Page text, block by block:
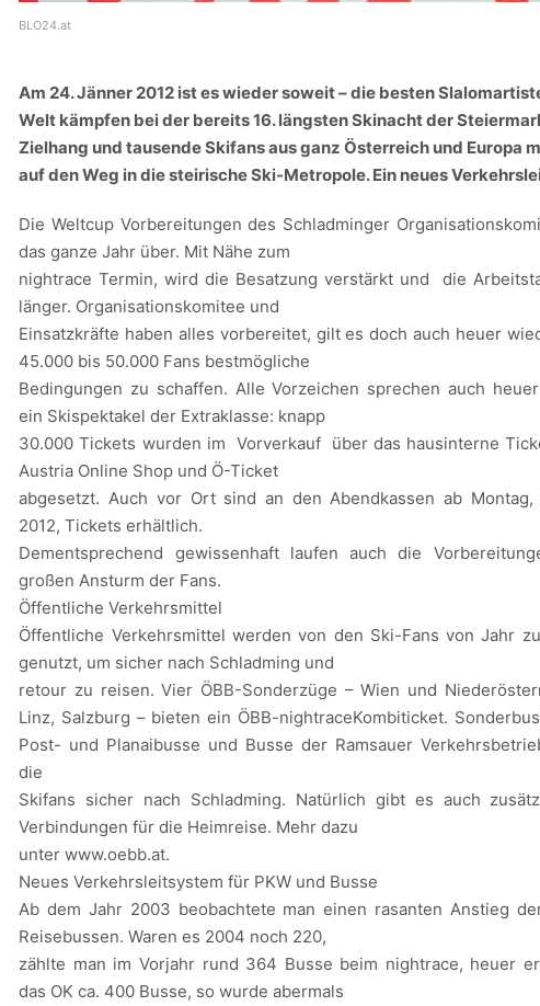
BLO24.at
Am 24. Jänner 2012 ist es wieder soweit – die besten
Welt kämpfen bei der bereits 16. längsten Skinacht der
Zielhang und tausende Skifans aus ganz Österreich und Europa
auf den Weg in die steirische Ski-Metropole. Ein neues
Die Weltcup Vorbereitungen des Schladminger
das ganze Jahr über. Mit Nähe zum
nightrace Termin, wird die Besatzung verstärkt und die
länger. Organisationskomitee und
Einsatzkräfte haben alles vorbereitet, gilt es doch auch heuer
45.000 bis 50.000 Fans bestmögliche
Bedingungen zu schaffen. Alle Vorzeichen sprechen auch
ein Skispektakel der Extraklasse: knapp
30.000 Tickets wurden im Vorverkauf über das hausinterne
Austria Online Shop und Ö-Ticket
abgesetzt. Auch vor Ort sind an den Abendkassen ab
2012, Tickets erhältlich.
Dementsprechend gewissenhaft laufen auch die
großen Ansturm der Fans.
Öffentliche Verkehrsmittel
Öffentliche Verkehrsmittel werden von den Ski-Fans von Jahr
genutzt, um sicher nach Schladming und
retour zu reisen. Vier ÖBB-Sonderzüge – Wien und
Linz, Salzburg – bieten ein ÖBB-nightraceKombiticket.
Post- und Planaibusse und Busse der Ramsauer
die
Skifans sicher nach Schladming. Natürlich gibt es auch
Verbindungen für die Heimreise. Mehr dazu
unter www.oebb.at.
Neues Verkehrsleitsystem für PKW und Busse
Ab dem Jahr 2003 beobachtete man einen rasanten Anstieg
Reisebussen. Waren es 2004 noch 220,
zählte man im Vorjahr rund 364 Busse beim nightrace, heuer
das OK ca. 400 Busse, so wurde abermals